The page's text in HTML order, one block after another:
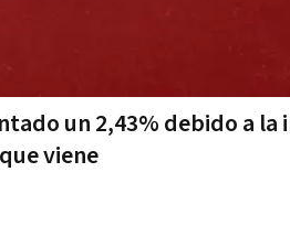
un 2,43% debido a
viene